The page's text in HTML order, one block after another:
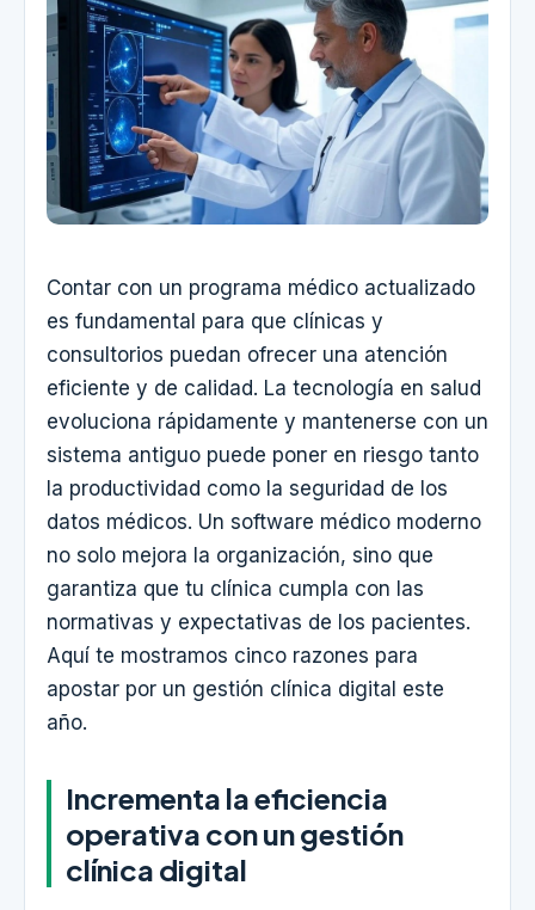
Contar con un programa médico actualizado
es fundamental para que clínicas y
consultorios puedan ofrecer una atención
eficiente y de calidad. La tecnología en salud
evoluciona rápidamente y mantenerse con un
sistema antiguo puede poner en riesgo tanto
la productividad como la seguridad de los
datos médicos. Un software médico moderno
no solo mejora la organización, sino que
garantiza que tu clínica cumpla con las
normativas y expectativas de los pacientes.
Aquí te mostramos cinco razones para
apostar por un gestión clínica digital este
año.
Incrementa la eficiencia
operativa con un gestión
clínica digital